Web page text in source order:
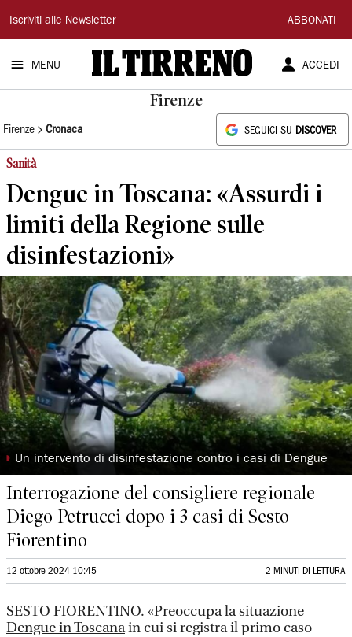
Il
Tirreno
Iscriviti alle Newsletter ABBONATI
MENU ACCEDI
Firenze
Firenze Cronaca SEGUICI SU DISCOVER
Sanità
Dengue in Toscana: «Assurdi i
limiti della Regione sulle
disinfestazioni»
◗ Un intervento di disinfestazione contro i casi di Dengue
Interrogazione del consigliere regionale
Diego Petrucci dopo i 3 casi di Sesto
Fiorentino
12 ottobre 2024 10:45 2 MINUTI DI LETTURA
SESTO FIORENTINO. «Preoccupa la situazione
Dengue in Toscanain cui si registra il primo caso